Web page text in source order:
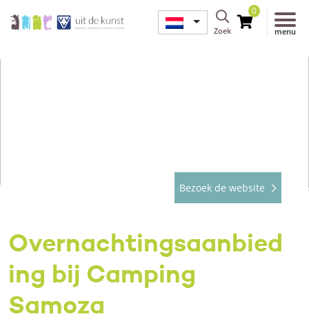
Zoek
0
menu
Bezoek de website
Overnachtingsaanbied
ing bij Camping
Samoza